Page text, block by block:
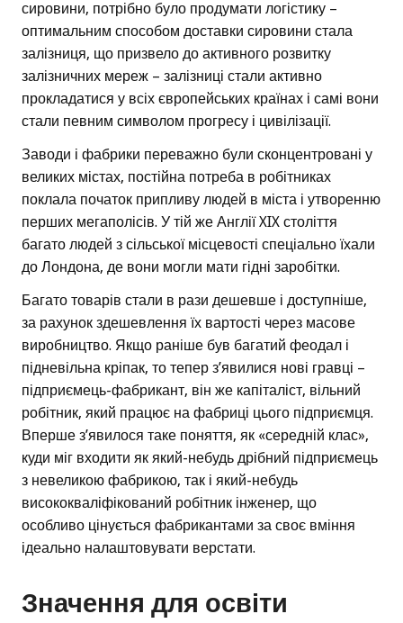
сировини, потрібно було продумати логістику –
оптимальним способом доставки сировини стала
залізниця, що призвело до активного розвитку
залізничних мереж – залізниці стали активно
прокладатися у всіх європейських країнах і самі вони
стали певним символом прогресу і цивілізації.
Заводи і фабрики переважно були сконцентровані у
великих містах, постійна потреба в робітниках
поклала початок припливу людей в міста і утворенню
перших мегаполісів. У тій же Англії XIX століття
багато людей з сільської місцевості спеціально їхали
до Лондона, де вони могли мати гідні заробітки.
Багато товарів стали в рази дешевше і доступніше,
за рахунок здешевлення їх вартості через масове
виробництво. Якщо раніше був багатий феодал і
підневільна кріпак, то тепер з’явилися нові гравці –
підприємець-фабрикант, він же капіталіст, вільний
робітник, який працює на фабриці цього підприємця.
Вперше з’явилося таке поняття, як «середній клас»,
куди міг входити як який-небудь дрібний підприємець
з невеликою фабрикою, так і який-небудь
висококваліфікований робітник інженер, що
особливо цінується фабрикантами за своє вміння
ідеально налаштовувати верстати.
Значення для освіти